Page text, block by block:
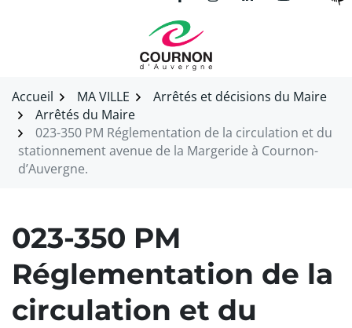
Accueil MA VILLE
Arrêtés et décisions du Maire
Arrêtés du Maire
023-350 PM Réglementation de la circulation et du
stationnement avenue de la Margeride à Cournon-
d’Auvergne.
023-350 PM
Réglementation de la
circulation et du